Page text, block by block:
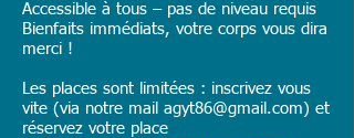
Accessible à tous – pas de niveau requis
Bienfaits immédiats, votre corps vous dira
merci !
Les places sont limitées : inscrivez vous
vite (via notre mail agyt86@gmail.com) et
réservez votre place